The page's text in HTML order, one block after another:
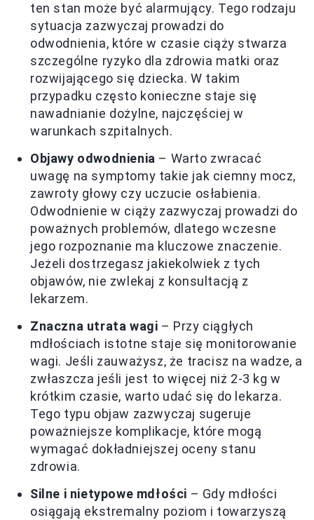
ten stan może być alarmujący. Tego rodzaju
sytuacja zazwyczaj prowadzi do
odwodnienia, które w czasie ciąży stwarza
szczególne ryzyko dla zdrowia matki oraz
rozwijającego się dziecka. W takim
przypadku często konieczne staje się
nawadnianie dożylne, najczęściej w
warunkach szpitalnych.
Objawy odwodnienia – Warto zwracać
uwagę na symptomy takie jak ciemny mocz,
zawroty głowy czy uczucie osłabienia.
Odwodnienie w ciąży zazwyczaj prowadzi do
poważnych problemów, dlatego wczesne
jego rozpoznanie ma kluczowe znaczenie.
Jeżeli dostrzegasz jakiekolwiek z tych
objawów, nie zwlekaj z konsultacją z
lekarzem.
Znaczna utrata wagi – Przy ciągłych
mdłościach istotne staje się monitorowanie
wagi. Jeśli zauważysz, że tracisz na wadze, a
zwłaszcza jeśli jest to więcej niż 2-3 kg w
krótkim czasie, warto udać się do lekarza.
Tego typu objaw zazwyczaj sugeruje
poważniejsze komplikacje, które mogą
wymagać dokładniejszej oceny stanu
zdrowia.
Silne i nietypowe mdłości – Gdy mdłości
osiągają ekstremalny poziom i towarzyszą